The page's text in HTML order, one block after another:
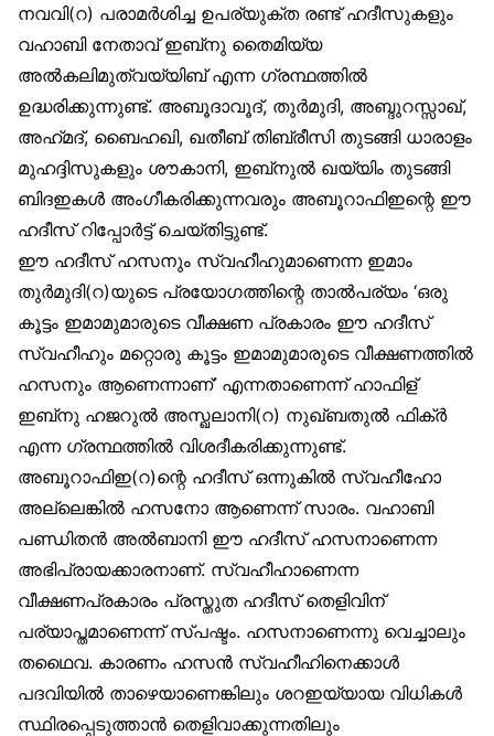
നവവി(റ) പരാമർശിച്ച ഉപര്യുക്ത രണ്ട് ഹദീസുകളും
വഹാബി നേതാവ് ഇബ്‌നു തൈമിയ്യ
അൽകലിമുത്വയ്യിബ് എന്ന ഗ്രന്ഥത്തിൽ
ഉദ്ധരിക്കുന്നുണ്ട്. അബൂദാവൂദ്, തുർമുദി, അബ്ദുറസ്സാഖ്,
അഹ്‌മദ്, ബൈഹഖി, ഖതീബ് തിബ്രീസി തുടങ്ങി ധാരാളം
മുഹദ്ദിസുകളും ശൗകാനി, ഇബ്‌നുൽ ഖയ്യിം തുടങ്ങി
ബിദഇകൾ അംഗീകരിക്കുന്നവരും അബൂറാഫിഇന്റെ ഈ
ഹദീസ് റിപ്പോർട്ട് ചെയ്തിട്ടുണ്ട്.
ഈ ഹദീസ് ഹസനും സ്വഹീഹുമാണെന്ന ഇമാം
തുർമുദി(റ)യുടെ പ്രയോഗത്തിന്റെ താൽപര്യം ‘ഒരു
കൂട്ടം ഇമാമുമാരുടെ വീക്ഷണ പ്രകാരം ഈ ഹദീസ്
സ്വഹീഹും മറ്റൊരു കൂട്ടം ഇമാമുമാരുടെ വീക്ഷണത്തിൽ
ഹസനും ആണെന്നാണ്’ എന്നതാണെന്ന് ഹാഫിള്
ഇബ്‌നു ഹജറുൽ അസ്ഖലാനി(റ) നുഖ്ബതുൽ ഫിക്ർ
എന്ന ഗ്രന്ഥത്തിൽ വിശദീകരിക്കുന്നുണ്ട്.
അബൂറാഫിഇ(റ)ന്റെ ഹദീസ് ഒന്നുകിൽ സ്വഹീഹോ
അല്ലെങ്കിൽ ഹസനോ ആണെന്ന് സാരം. വഹാബി
പണ്ഡിതൻ അൽബാനി ഈ ഹദീസ് ഹസനാണെന്ന
അഭിപ്രായക്കാരനാണ്. സ്വഹീഹാണെന്ന
വീക്ഷണപ്രകാരം പ്രസ്തുത ഹദീസ് തെളിവിന്
പര്യാപ്തമാണെന്ന് സ്പഷ്ടം. ഹസനാണെന്നു വെച്ചാലും
തഥൈവ. കാരണം ഹസൻ സ്വഹീഹിനെക്കാൾ
പദവിയിൽ താഴെയാണെങ്കിലും ശറഇയ്യായ വിധികൾ
സ്ഥിരപ്പെടുത്താൻ തെളിവാക്കുന്നതിലും